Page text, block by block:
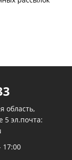
область,
5 эл.почта:
17:00